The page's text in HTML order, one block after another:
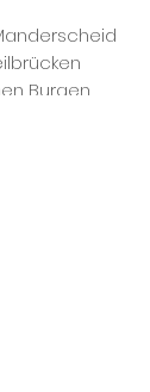
Burgen